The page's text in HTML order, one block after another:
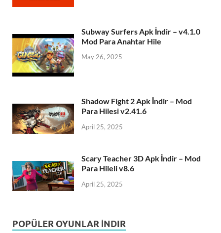
Subway Surfers Apk İndir – v4.1.0
Mod Para Anahtar Hile
May 26, 2025
Shadow Fight 2 Apk İndir – Mod
Para Hilesi v2.41.6
April 25, 2025
Scary Teacher 3D Apk İndir – Mod
Para Hileli v8.6
April 25, 2025
POPÜLER OYUNLAR İNDIR